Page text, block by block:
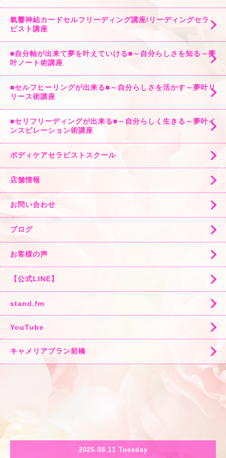
氣響神結カードセルフリーディング講座/リーディングセラ
ピスト講座
■自分軸が出来て夢を叶えていける■～自分らしさを知る～夢
叶ノート術講座
■セルフヒーリングが出来る■～自分らしさを活かす～夢叶リ
リース術講座
■セリフリーディングが出来る■～自分らしく生きる～夢叶イ
ンスピレーション術講座
ボディケアセラピストスクール
店舗情報
お問い合わせ
ブログ
お客様の声
【公式LINE】
stand.fm
YouTube
キャメリアブラン前橋
2026.08.11 Tuesday